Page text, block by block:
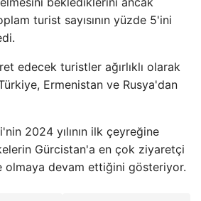
turist sayısının yüzde 5'ini
edecek turistler ağırlıklı olarak
Ermenistan ve Rusya'dan
2024 yılının ilk çeyreğine
Gürcistan'a en çok ziyaretçi
olmaya devam ettiğini gösteriyor.